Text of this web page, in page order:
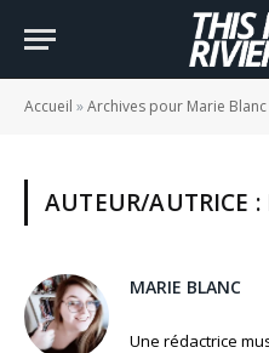
Accueil »Archives pour Marie Blanc
AUTEUR/AUTRICE :
MARIE BLANC
Une rédactrice